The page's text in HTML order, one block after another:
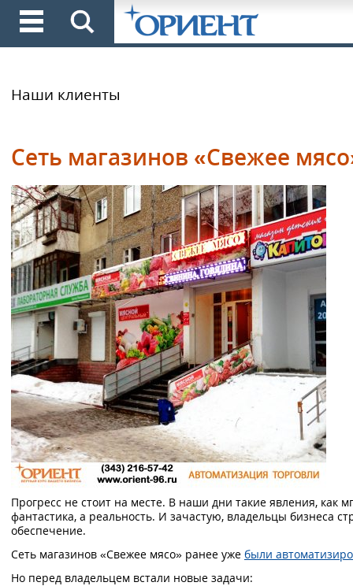
Наши клиенты
Cеть магазинов «Свежее
Прогресс не стоит на месте. В наши дни такие явления, как
фантастика, а реальность. И зачастую, владельцы бизнеса
обеспечение.
Сеть магазинов «Свежее мясо» ранее уже были
Но перед владельцем встали новые задачи: